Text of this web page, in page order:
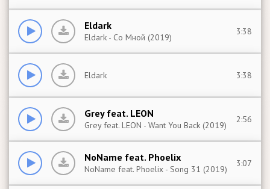
Eldark
Eldark - Со Мной (2019)
3:38
Eldark 3:38
Grey feat. LEON
Grey feat. LEON - Want You Back (2019)
2:56
NoName feat. Phoelix
NoName feat. Phoelix - Song 31 (2019)
3:07